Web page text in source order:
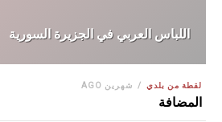
اللباس العربي في الجزيرة السورية
لقطة من بلدي شهرين AGO
المضافة